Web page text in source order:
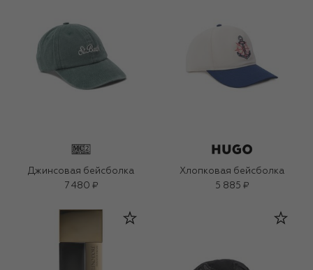
Джинсовая бейсболка
7 480 ₽
Хлопковая бейсболка
5 885 ₽